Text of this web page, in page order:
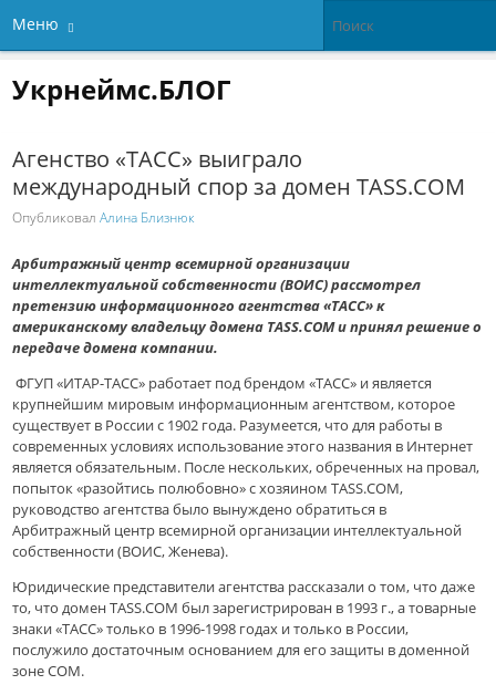
Меню
Укрнеймс.БЛОГ
Агенство «ТАСС» выиграло
международный спор за домен TASS.COM
ОпубликовалАлина Близнюк
Арбитражный центр всемирной организации
интеллектуальной собственности (ВОИС) рассмотрел
претензию информационного агентства «ТАСС» к
американскому владельцу домена TASS.COM и принял решение о
передаче домена компании.
ФГУП «ИТАР-ТАСС» работает под брендом «ТАСС» и является
крупнейшим мировым информационным агентством, которое
существует в России с 1902 года. Разумеется, что для работы в
современных условиях использование этого названия в Интернет
является обязательным. После нескольких, обреченных на провал,
попыток «разойтись полюбовно» с хозяином TASS.COM,
руководство агентства было вынуждено обратиться в
Арбитражный центр всемирной организации интеллектуальной
собственности (ВОИС, Женева).
Юридические представители агентства рассказали о том, что даже
то, что домен TASS.COM был зарегистрирован в 1993 г., а товарные
знаки «ТАСС» только в 1996-1998 годах и только в России,
послужило достаточным основанием для его защиты в доменной
зоне COM.